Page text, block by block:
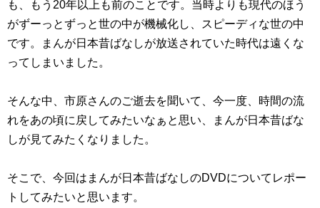
も、もう20年以上も前のことです。当時よりも現代のほう
がずーっとずっと世の中が機械化し、スピーディな世の中
です。まんが日本昔ばなしが放送されていた時代は遠くな
ってしまいました。
そんな中、市原さんのご逝去を聞いて、今一度、時間の流
れをあの頃に戻してみたいなぁと思い、まんが日本昔ばな
しが見てみたくなりました。
そこで、今回はまんが日本昔ばなしのDVDについてレポー
トしてみたいと思います。